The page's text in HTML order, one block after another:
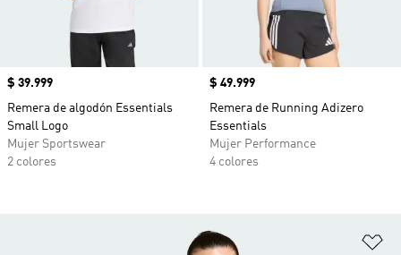
Precio
$ 39.999
Remera de algodón Essentials
Small Logo
Mujer Sportswear
2 colores
Precio
$ 49.999
Remera de Running Adizero
Essentials
Mujer Performance
4 colores